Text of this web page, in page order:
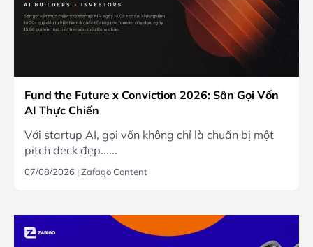
Fund the Future x Conviction 2026: Sân Gọi Vốn
AI Thực Chiến
Với startup AI, gọi vốn không chỉ là chuẩn bị một
pitch deck đẹp......
07/08/2026 |Zafago Content